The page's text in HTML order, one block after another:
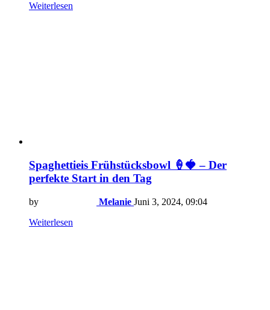
Weiterlesen
Spaghettieis Frühstücksbowl 🍦🍓 – Der
perfekte Start in den Tag
by Melanie Juni 3, 2024, 09:04
Weiterlesen